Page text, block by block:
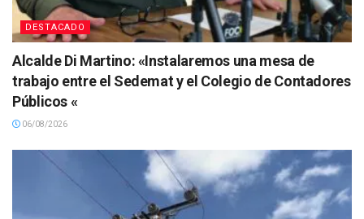
DESTACADO
Alcalde Di Martino: «Instalaremos una mesa de
trabajo entre el Sedemat y el Colegio de Contadores
Públicos «
06/08/2026